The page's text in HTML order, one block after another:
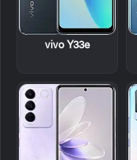
vivo Y33e